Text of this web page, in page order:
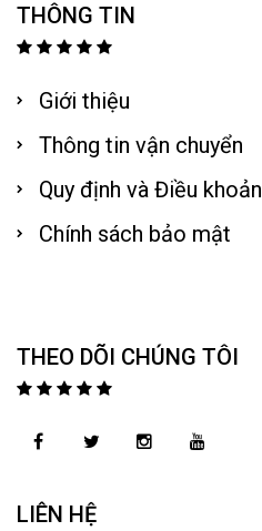
THÔNG TIN
Giới thiệu
Thông tin vận chuyển
Quy định và Điều khoản
Chính sách bảo mật
THEO DÕI CHÚNG TÔI
LIÊN HỆ